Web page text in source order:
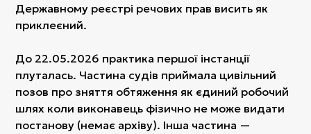
Державному реєстрі речових прав висить як
приклеєний.
До 22.05.2026 практика першої інстанції
плуталась. Частина судів приймала цивільний
позов про зняття обтяження як єдиний робочий
шлях коли виконавець фізично не може видати
постанову (немає архіву). Інша частина —